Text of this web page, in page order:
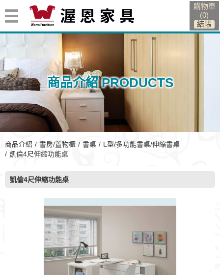
購物車
(0)
商品介紹 PRODUCTS
商品介紹 書房/置物櫃 書桌
L型/多功能書桌/伸縮書桌
凱倫4尺伸縮功能桌
凱倫4尺伸縮功能桌